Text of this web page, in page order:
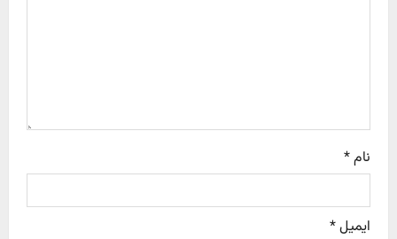
نام*
ایمیل*